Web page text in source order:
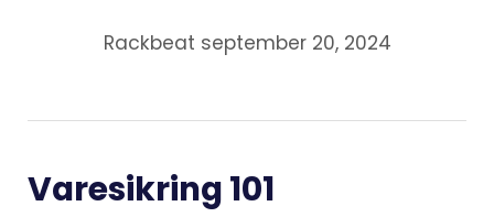
Rackbeat september 20, 2024
Varesikring 101